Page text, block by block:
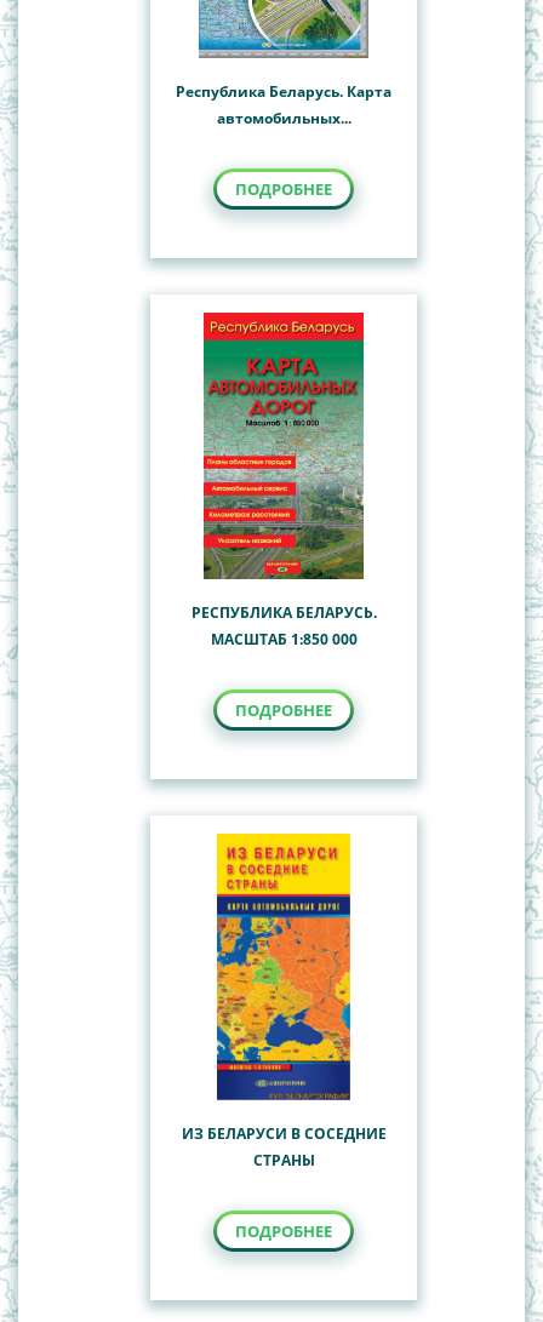
Республика Беларусь. Карта
автомобильных...
ПОДРОБНЕЕ
РЕСПУБЛИКА БЕЛАРУСЬ.
МАСШТАБ 1:850 000
ПОДРОБНЕЕ
ИЗ БЕЛАРУСИ В СОСЕДНИЕ
СТРАНЫ
ПОДРОБНЕЕ